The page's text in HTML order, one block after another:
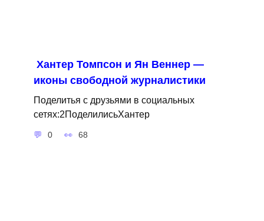
Хантер Томпсон и Ян Веннер —
иконы свободной журналистики
Поделитья с друзьями в социальных
сетях:2ПоделилисьХантер
0 68